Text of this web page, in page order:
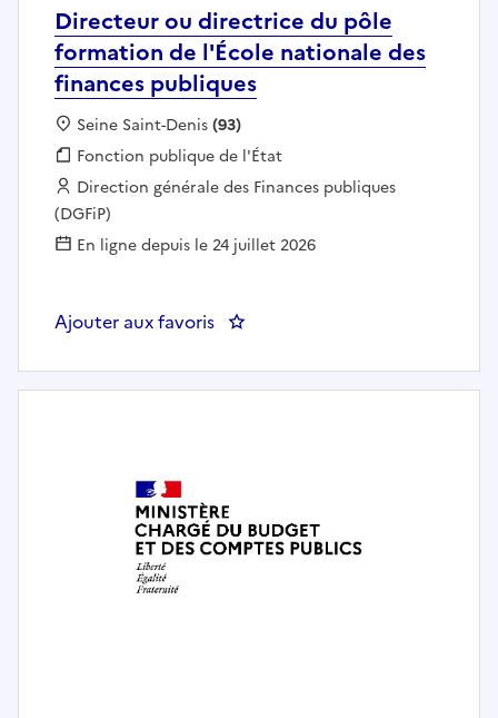
Directeur ou directrice du pôle
formation de l'École nationale des
finances publiques
Localisation :
Seine Saint-Denis(93)
Fonction publique :
Fonction publique de l'État
Employeur :
Direction générale des Finances publiques
(DGFiP)
En ligne depuis le 24 juillet 2026
Ajouter aux favoris : Directeur ou directrice du